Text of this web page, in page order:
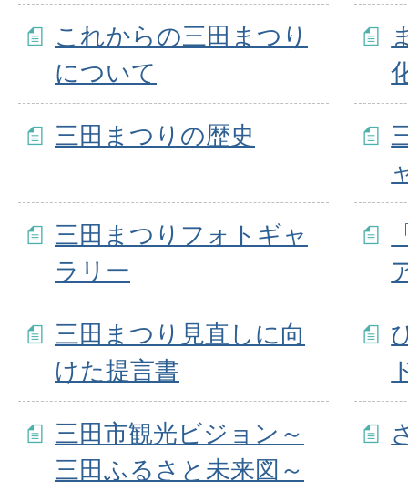
これからの三田まつり
について
三田まつりの歴史
三田まつりフォトギャ
ラリー
三田まつり見直しに向
けた提言書
三田市観光ビジョン～
三田ふるさと未来図～